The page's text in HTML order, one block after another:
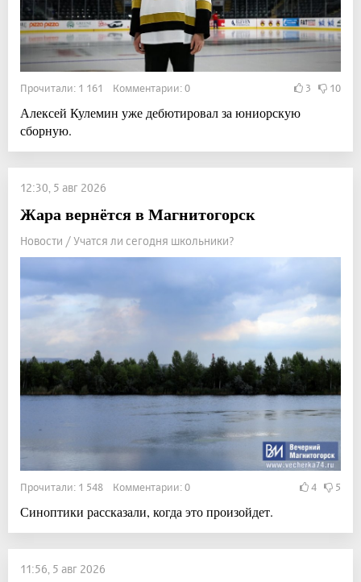
Прочитали: 1 161 Комментарии: 0 3 10
Алексей Кулемин уже дебютировал за юниорскую
сборную.
12:30, 5 авг 2026
Жара вернётся в Магнитогорск
Новости / Учатся ли сегодня школьники?
Прочитали: 1 548 Комментарии: 0 4 5
Синоптики рассказали, когда это произойдет.
11:56, 5 авг 2026